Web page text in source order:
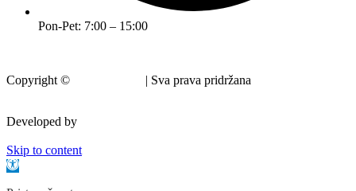
Pon-Pet: 7:00 – 15:00
Copyright © | Sva prava pridržana
Developed by
Skip to content
Open toolbar